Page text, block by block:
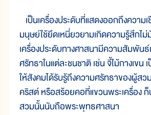
เป็นเครื่องประดับที่แสดงออกถึงความเ
มนุษย์ใช้ยึดเหนี่ยวยามเกิดความรู้สึกไ
เครื่องประดับทางศาสนามีความสัมพัน
ศรัทธาในแต่ละชนชาติ เช่น จี้ไม้กางเขน
ให้สังคมได้รับรู้ถึงความศรัทธาของผู้สว
คริสต์ หรือสร้อยคอที่แขวนพระเครื่อง
สวมนั้นนับถือพระพุทธศาสนา